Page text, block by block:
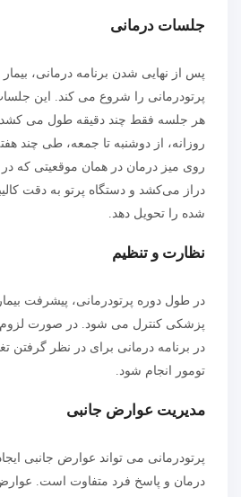
جلسات درمانی
پس از نهایی شدن برنامه درمانی،
پرتودرمانی را شروع می کند. این
هر جلسه فقط چند دقیقه طول می کشد
روزانه، از دوشنبه تا جمعه، طی چند
روی میز درمان در همان موقعیتی که
دراز می‌کشد و دستگاه پرتو به دقت
شده را تحویل دهد.
نظارت و تنظیم
در طول دوره پرتودرمانی، پیشرفت
پزشکی کنترل می شود. در صورت
در برنامه درمانی برای در نظر گرفتن
تومور انجام شود.
مدیریت عوارض جانبی
پرتودرمانی می تواند عوارض جانبی
درمان و پاسخ فرد متفاوت است.